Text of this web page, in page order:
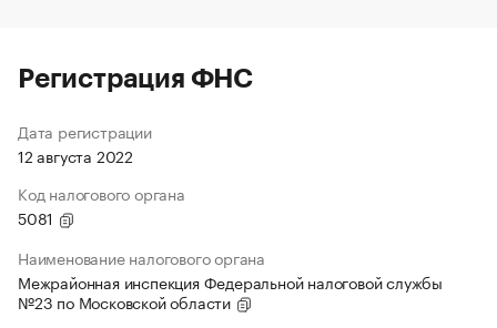
Регистрация ФНС
Дата регистрации
12 августа 2022
Код налогового органа
5081
Наименование налогового органа
Межрайонная инспекция Федеральной налоговой службы
№23 по Московской области